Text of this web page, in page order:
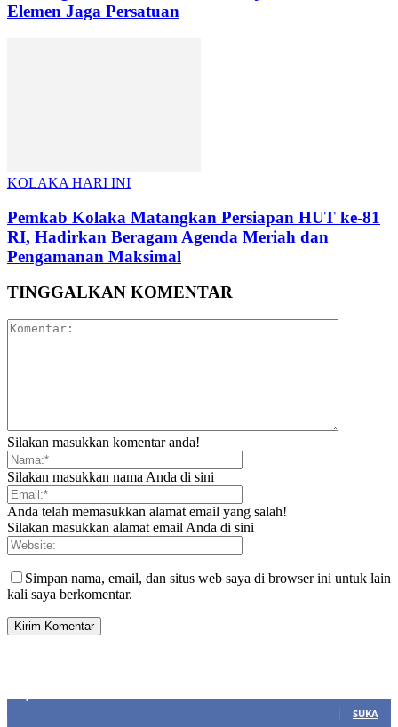
Elemen Jaga Persatuan
KOLAKA HARI INI
Pemkab Kolaka Matangkan Persiapan HUT ke-81
RI, Hadirkan Beragam Agenda Meriah dan
Pengamanan Maksimal
TINGGALKAN KOMENTAR
Silakan masukkan komentar anda!
Silakan masukkan nama Anda di sini
Anda telah memasukkan alamat email yang salah!
Silakan masukkan alamat email Anda di sini
Simpan nama, email, dan situs web saya di browser ini untuk lain
kali saya berkomentar.
SUKA